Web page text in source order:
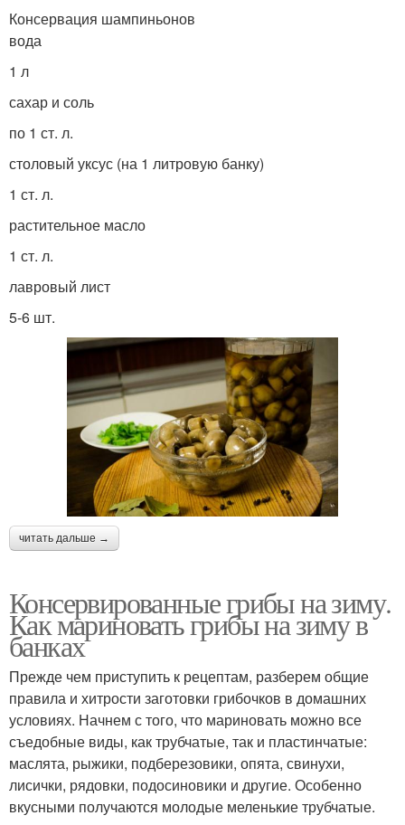
Консервация шампиньонов
вода
1 л
сахар и соль
по 1 ст. л.
столовый уксус (на 1 литровую банку)
1 ст. л.
растительное масло
1 ст. л.
лавровый лист
5-6 шт.
читать дальше →
Консервированные грибы на зиму.
Как мариновать грибы на зиму в
банках
Прежде чем приступить к рецептам, разберем общие
правила и хитрости заготовки грибочков в домашних
условиях. Начнем с того, что мариновать можно все
съедобные виды, как трубчатые, так и пластинчатые:
маслята, рыжики, подберезовики, опята, свинухи,
лисички, рядовки, подосиновики и другие. Особенно
вкусными получаются молодые меленькие трубчатые.